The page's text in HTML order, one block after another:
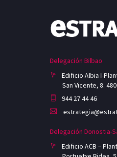
Delegación Bilbao
Edificio Albia I-
San Vicente, 8.
944 27 44 46
Delegación Donostia-
Edificio ACB –